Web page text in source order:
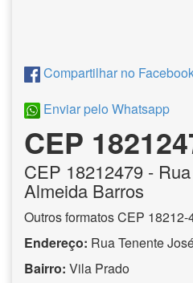
Compartilhar no
Enviar pelo Whatsapp
CEP
CEP 18212479 -
Almeida Barros
Outros formatos CEP
Endereço: Rua Tenente
Bairro: Vila Prado